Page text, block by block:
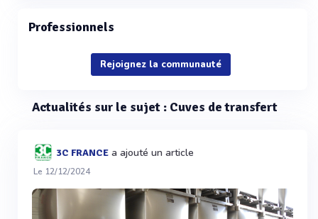
Professionnels
Rejoignez la communauté
Actualités sur le sujet : Cuves de transfert
3C FRANCE a ajouté un article
Le 12/12/2024